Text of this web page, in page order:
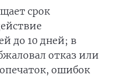
срок
до 10 дней; в
отказ или
ошибок